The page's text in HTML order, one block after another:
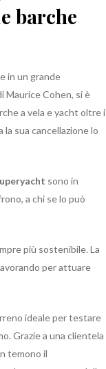
barche
in un grande
Maurice Cohen, si è
a vela e yacht oltre i
sua cancellazione lo
sono in
a chi se lo può
più sostenibile. La
per attuare
ideale per testare
Grazie a una clientela
temono il